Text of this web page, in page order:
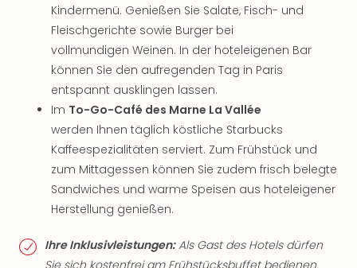
Kindermenü. Genießen Sie Salate, Fisch- und
Fleischgerichte sowie Burger bei
vollmundigen Weinen. In der hoteleigenen Bar
können Sie den aufregenden Tag in Paris
entspannt ausklingen lassen.
Im To-Go-Café des Marne La Vallée
werden Ihnen täglich köstliche Starbucks
Kaffeespezialitäten serviert. Zum Frühstück und
zum Mittagessen können Sie zudem frisch belegte
Sandwiches und warme Speisen aus hoteleigener
Herstellung genießen.
Ihre Inklusivleistungen:Als Gast des Hotels dürfen
Sie sich kostenfrei am Frühstücksbuffet bedienen.